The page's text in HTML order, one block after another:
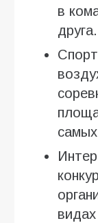
в
друга.